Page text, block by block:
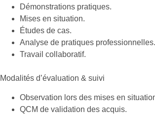
Démonstrations pratiques.
Mises en situation.
Études de cas.
Analyse de pratiques professionnelles.
Travail collaboratif.
Modalités d’évaluation & suivi
Observation lors des mises en
QCM de validation des acquis.